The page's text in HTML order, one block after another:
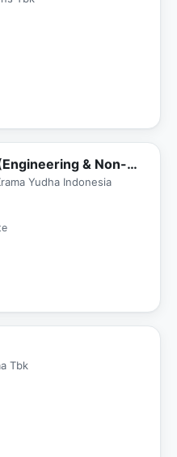
& Non-
Yudha Indonesia
Tbk